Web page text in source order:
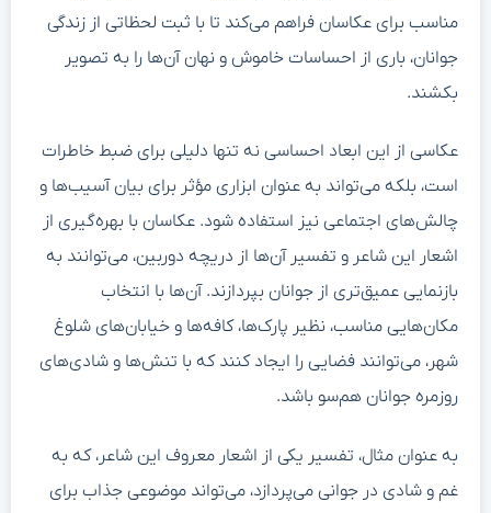
مناسب برای عکاسان فراهم می‌کند تا با ثبت لحظاتی از زندگی
جوانان، باری از احساسات خاموش و نهان آن‌ها را به تصویر
بکشند.
عکاسی از این ابعاد احساسی نه تنها دلیلی برای ضبط خاطرات
است، بلکه می‌تواند به عنوان ابزاری مؤثر برای بیان آسیب‌ها و
چالش‌های اجتماعی نیز استفاده شود. عکاسان با بهره‌گیری از
اشعار این شاعر و تفسیر آن‌ها از دریچه دوربین، می‌توانند به
بازنمایی عمیق‌تری از جوانان بپردازند. آن‌ها با انتخاب
مکان‌هایی مناسب، نظیر پارک‌ها، کافه‌ها و خیابان‌های شلوغ
شهر، می‌توانند فضایی را ایجاد کنند که با تنش‌ها و شادی‌های
روزمره جوانان هم‌سو باشد.
به عنوان مثال، تفسیر یکی از اشعار معروف این شاعر، که به
غم و شادی در جوانی می‌پردازد، می‌تواند موضوعی جذاب برای